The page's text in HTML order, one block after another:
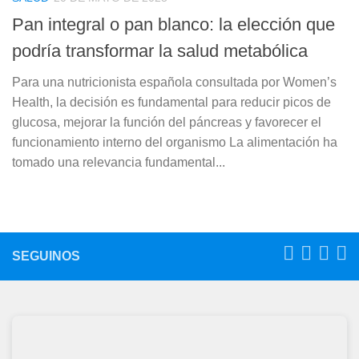
Pan integral o pan blanco: la elección que
podría transformar la salud metabólica
Para una nutricionista española consultada por Women’s
Health, la decisión es fundamental para reducir picos de
glucosa, mejorar la función del páncreas y favorecer el
funcionamiento interno del organismo La alimentación ha
tomado una relevancia fundamental...
SEGUINOS